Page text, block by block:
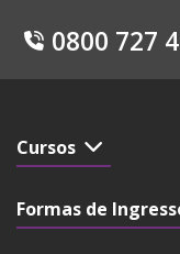
0800 727
Cursos
Formas de